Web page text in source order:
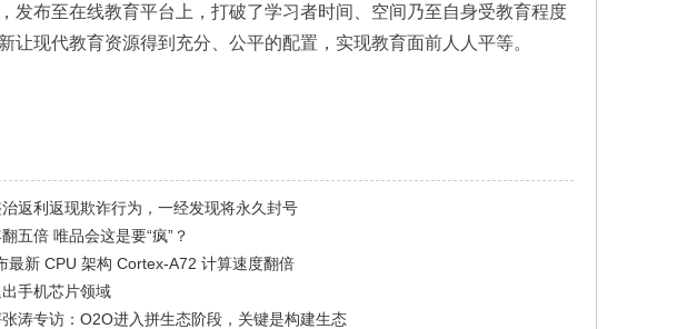
布至在线教育平台上，打破了学习者时间、空间乃至自身受教育程度
现代教育资源得到充分、公平的配置，实现教育面前人人平等。
返利返现欺诈行为，一经发现将永久封号
五倍 唯品会这是要“疯”？
最新 CPU 架构 Cortex-A72 计算速度翻倍
手机芯片领域
涛专访：O2O进入拼生态阶段，关键是构建生态